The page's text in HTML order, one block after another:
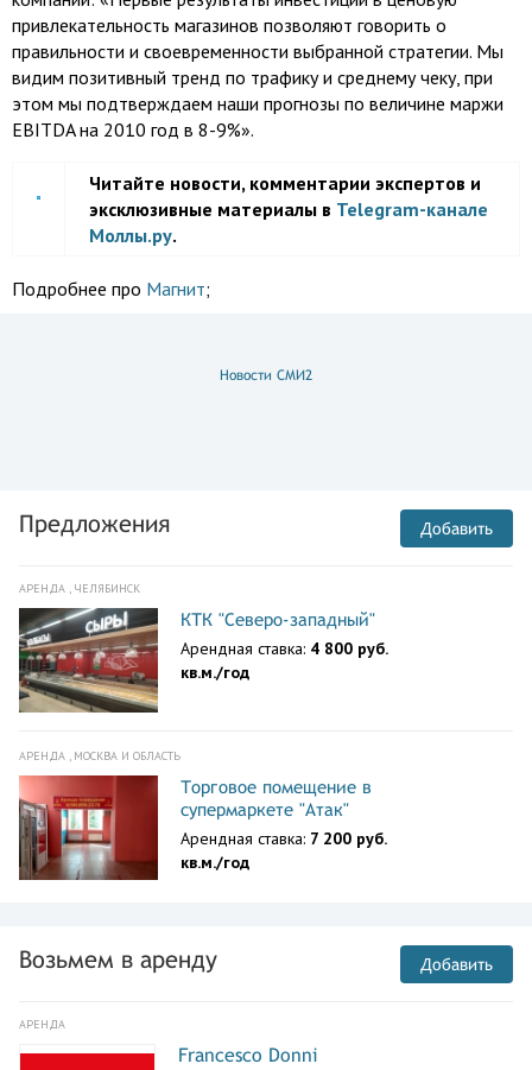
привлекательность магазинов позволяют говорить о
правильности и своевременности выбранной стратегии. Мы
видим позитивный тренд по трафику и среднему чеку, при
этом мы подтверждаем наши прогнозы по величине маржи
EBITDA на 2010 год в 8-9%».
Читайте новости, комментарии экспертов и
эксклюзивные материалы в Telegram-канале
Моллы.ру.
Подробнее про Магнит;
Новости СМИ2
Предложения Добавить
АРЕНДА , ЧЕЛЯБИНСК
КТК "Северо-западный"
Арендная ставка: 4 800 руб.
кв.м./год
АРЕНДА , МОСКВА И ОБЛАСТЬ
Торговое помещение в
супермаркете "Атак"
Арендная ставка: 7 200 руб.
кв.м./год
Возьмем в аренду Добавить
АРЕНДА
Francesco Donni